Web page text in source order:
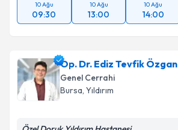
10 Ağu
09:30
10 Ağu
13:00
10 Ağu
14:00
Op. Dr. Ediz Tevfik Özgan
Genel Cerrahi
Bursa, Yıldırım